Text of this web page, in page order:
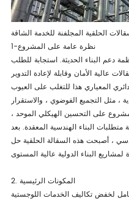
الحلقية المجلفنة للخدمة الشاقة
1-نظرة عامة على المشروع
عالية الأمان وقابلة لإعادة التدوير
المعياري هذا للتغلب على العيوب
، مثل التجميع الفوضوي ، والاستقرار
على التحسين الهيكلي الموحد ،
البناء الهندسية المعقدة. بعد
، أصبحت هذه السقالة الحلقية حل
2. المكونات الرئيسية
لخفض تكاليف الخدمات اللوجستية